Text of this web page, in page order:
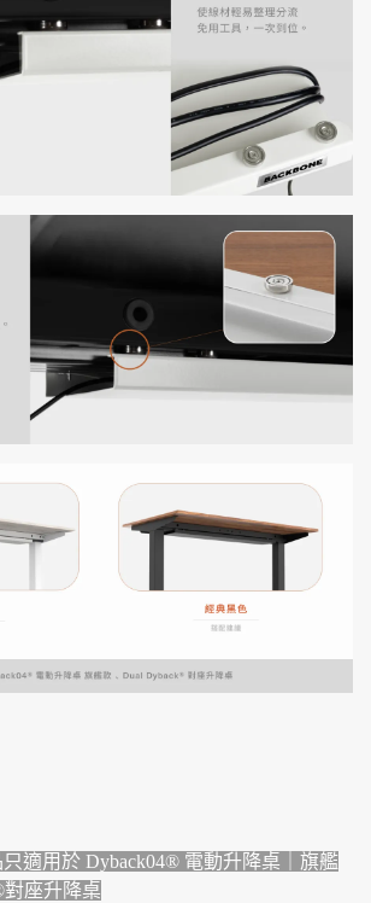
適用於 Dyback04® 電動升降桌｜旗艦
座升降桌